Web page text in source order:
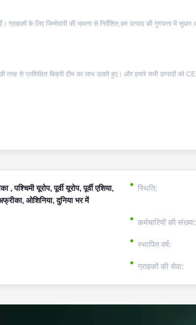
के लिए जिम्मेदारी की भावना से निर्देशित,हम उत्पाद की गुणवत्ता में
से प्रशिक्षित बिक्री टीम का लाभ उठाते हुए। और हमारे सभी उत्पादों को
, पश्चिमी यूरोप, पूर्वी यूरोप, पूर्वी एशिया,
अफ्रीका, ओशिनिया, दुनिया भर में
स्थिति:
कर्मचारियों की संख्या:
स्थापित वर्ष:
ग्राहकों की सेवा: